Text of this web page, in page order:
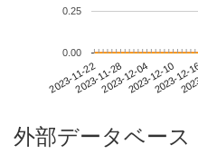
2023-11-222023-11-282023-12-042023-12-10
2023-12-
0.00
0.25
外部データベース